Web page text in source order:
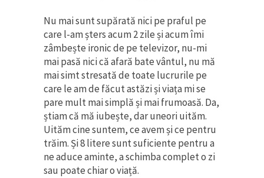
Nu mai sunt supărată nici pe praful pe
care l-am șters acum 2 zile și acum îmi
zâmbește ironic de pe televizor, nu-mi
mai pasă nici că afară bate vântul, nu mă
mai simt stresată de toate lucrurile pe
care le am de făcut astăzi și viața mi se
pare mult mai simplă și mai frumoasă. Da,
știam că mă iubește, dar uneori uităm.
Uităm cine suntem, ce avem și ce pentru
trăim. Și 8 litere sunt suficiente pentru a
ne aduce aminte, a schimba complet o zi
sau poate chiar o viață.